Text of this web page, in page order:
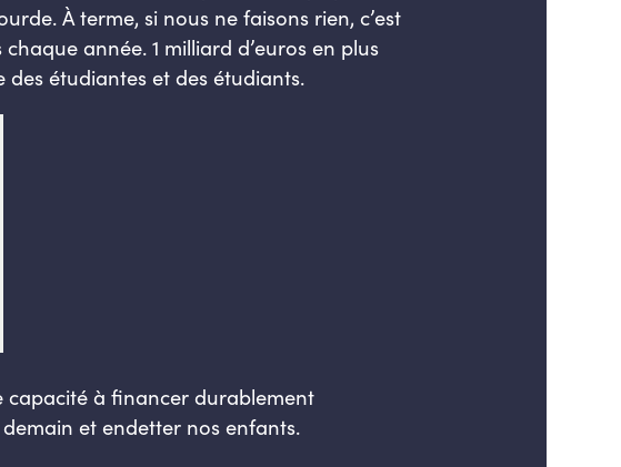
À terme, si nous ne faisons rien, c’est
année. 1 milliard d’euros en plus
des étudiantes et des étudiants.
capacité à financer durablement
et endetter nos enfants.